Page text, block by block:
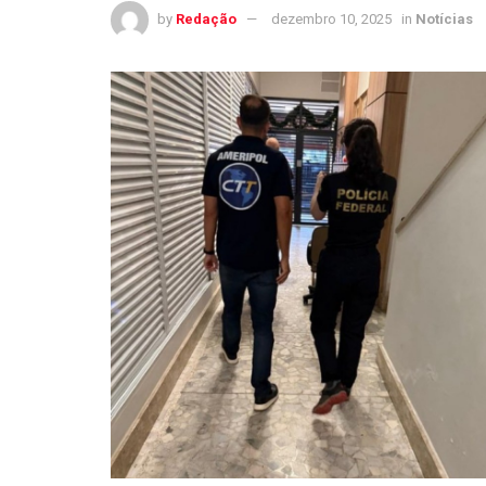
by Redação dezembro 10, 2025 in Notícias